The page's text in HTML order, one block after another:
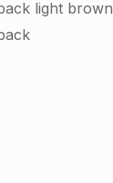
light brown